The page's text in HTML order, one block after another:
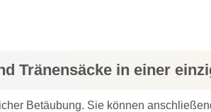
Tränensäcke in einer
Betäubung. Sie können